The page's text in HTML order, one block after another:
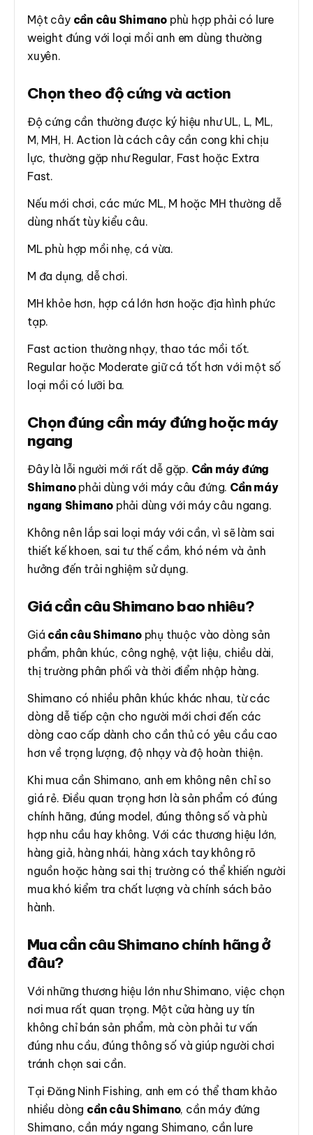
Một cây cần câu Shimano phù hợp phải có lure
weight đúng với loại mồi anh em dùng thường
xuyên.
Chọn theo độ cứng và action
Độ cứng cần thường được ký hiệu như UL, L, ML,
M, MH, H. Action là cách cây cần cong khi chịu
lực, thường gặp như Regular, Fast hoặc Extra
Fast.
Nếu mới chơi, các mức ML, M hoặc MH thường dễ
dùng nhất tùy kiểu câu.
ML phù hợp mồi nhẹ, cá vừa.
M đa dụng, dễ chơi.
MH khỏe hơn, hợp cá lớn hơn hoặc địa hình phức
tạp.
Fast action thường nhạy, thao tác mồi tốt.
Regular hoặc Moderate giữ cá tốt hơn với một số
loại mồi có lưỡi ba.
Chọn đúng cần máy đứng hoặc máy
ngang
Đây là lỗi người mới rất dễ gặp. Cần máy đứng
Shimanophải dùng với máy câu đứng. Cần máy
ngang Shimanophải dùng với máy câu ngang.
Không nên lắp sai loại máy với cần, vì sẽ làm sai
thiết kế khoen, sai tư thế cầm, khó ném và ảnh
hưởng đến trải nghiệm sử dụng.
Giá cần câu Shimano bao nhiêu?
Giá cần câu Shimanophụ thuộc vào dòng sản
phẩm, phân khúc, công nghệ, vật liệu, chiều dài,
thị trường phân phối và thời điểm nhập hàng.
Shimano có nhiều phân khúc khác nhau, từ các
dòng dễ tiếp cận cho người mới chơi đến các
dòng cao cấp dành cho cần thủ có yêu cầu cao
hơn về trọng lượng, độ nhạy và độ hoàn thiện.
Khi mua cần Shimano, anh em không nên chỉ so
giá rẻ. Điều quan trọng hơn là sản phẩm có đúng
chính hãng, đúng model, đúng thông số và phù
hợp nhu cầu hay không. Với các thương hiệu lớn,
hàng giả, hàng nhái, hàng xách tay không rõ
nguồn hoặc hàng sai thị trường có thể khiến người
mua khó kiểm tra chất lượng và chính sách bảo
hành.
Mua cần câu Shimano chính hãng ở
đâu?
Với những thương hiệu lớn như Shimano, việc chọn
nơi mua rất quan trọng. Một cửa hàng uy tín
không chỉ bán sản phẩm, mà còn phải tư vấn
đúng nhu cầu, đúng thông số và giúp người chơi
tránh chọn sai cần.
Tại Đăng Ninh Fishing, anh em có thể tham khảo
nhiều dòng cần câu Shimano, cần máy đứng
Shimano, cần máy ngang Shimano, cần lure